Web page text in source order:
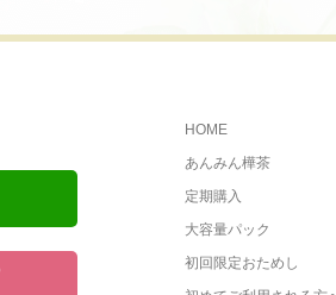
HOME
あんみん樺茶
定期購入
大容量パック
初回限定おためし